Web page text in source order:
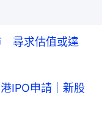
尋求估值或達
IPO申請｜新股